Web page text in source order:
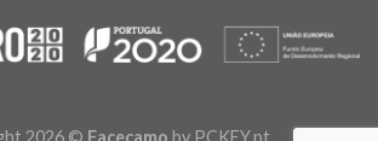
2026 © Facecamo by PCKEY.pt